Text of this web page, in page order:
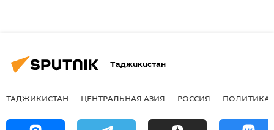
Таджикистан
ТАДЖИКИСТАН ЦЕНТРАЛЬНАЯ АЗИЯ РОССИЯ ПОЛИТИКА